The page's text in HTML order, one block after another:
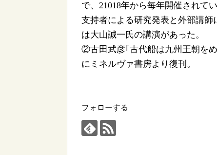
で、21018年から毎年開催されて
支持者による研究発表と外部講
は大山誠一氏の講演があった。
②古田武彦｢古代船は九州王朝を
にミネルヴァ書房より復刊。
フォローする